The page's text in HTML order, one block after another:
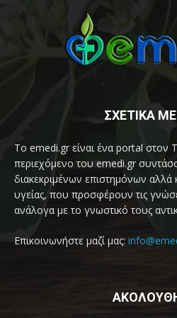
ΣΧΕΤΙΚΑ
Το emedi.gr είναι ένα portal στον
περιεχόμενο του emedi.gr
διακεκριμένων επιστημόνων
υγείας, που προσφέρουν τις
ανάλογα με το γνωστικό τους
Επικοινωνήστε μαζί μας: